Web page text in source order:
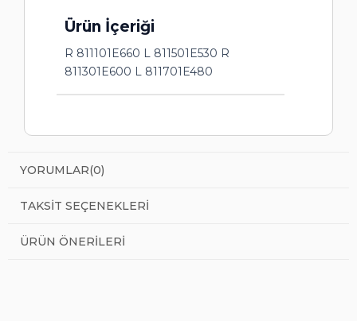
Ürün İçeriği
R 811101E660 L 811501E530 R
811301E600 L 811701E480
YORUMLAR(0)
TAKSIT SEÇENEKLERI
ÜRÜN ÖNERILERI